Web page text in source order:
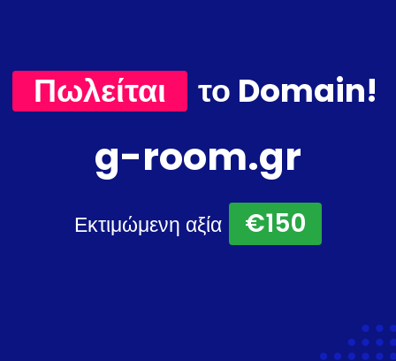
Πωλείται το Domain!
g-room.gr
Εκτιμώμενη αξία €150